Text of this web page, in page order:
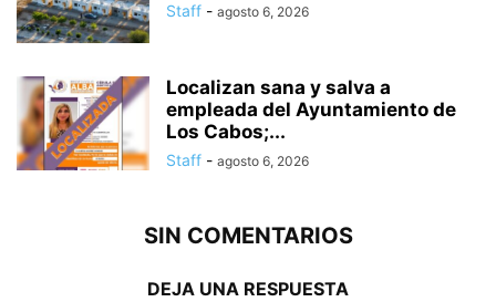
Staff - agosto 6, 2026
Localizan sana y salva a
empleada del Ayuntamiento de
Los Cabos;...
Staff - agosto 6, 2026
SIN COMENTARIOS
DEJA UNA RESPUESTA